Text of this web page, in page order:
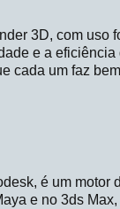
3D, com uso
e a
cada um faz
é um motor
e no 3ds